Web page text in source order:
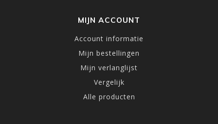
MIJN ACCOUNT
Account informatie
Mijn bestellingen
Mijn verlanglijst
Vergelijk
Alle producten